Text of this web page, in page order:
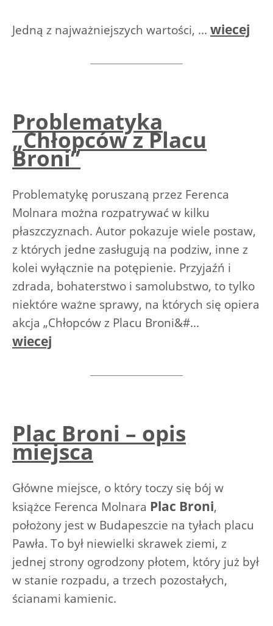
Jedną z najważniejszych wartości, ... wiecej
Problematyka
„Chłopców z Placu
Broni”
Problematykę poruszaną przez Ferenca
Molnara można rozpatrywać w kilku
płaszczyznach. Autor pokazuje wiele postaw,
z których jedne zasługują na podziw, inne z
kolei wyłącznie na potępienie. Przyjaźń i
zdrada, bohaterstwo i samolubstwo, to tylko
niektóre ważne sprawy, na których się opiera
akcja „Chłopców z Placu Broni&#...
wiecej
Plac Broni – opis
miejsca
Główne miejsce, o który toczy się bój w
książce Ferenca Molnara Plac Broni,
położony jest w Budapeszcie na tyłach placu
Pawła. To był niewielki skrawek ziemi, z
jednej strony ogrodzony płotem, który już był
w stanie rozpadu, a trzech pozostałych,
ścianami kamienic.